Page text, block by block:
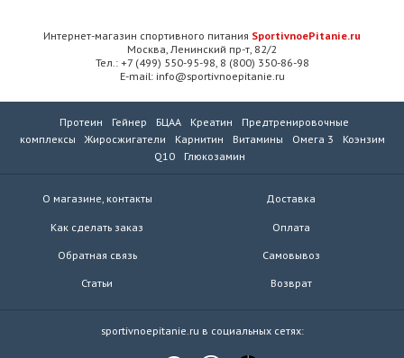
Интернет-магазин спортивного питания SportivnoePitanie.ru
Москва, Ленинский пр-т, 82/2
Тел.: +7 (499) 550-95-98, 8 (800) 350-86-98
E-mail: info@sportivnoepitanie.ru
Протеин Гейнер БЦАА Креатин
Предтренировочные
комплексы
Жиросжигатели Карнитин Витамины Омега 3
Коэнзим
Q10
Глюкозамин
О магазине, контакты
Как сделать заказ
Обратная связь
Статьи
Доставка
Оплата
Самовывоз
Возврат
sportivnoepitanie.ru в социальных сетях: